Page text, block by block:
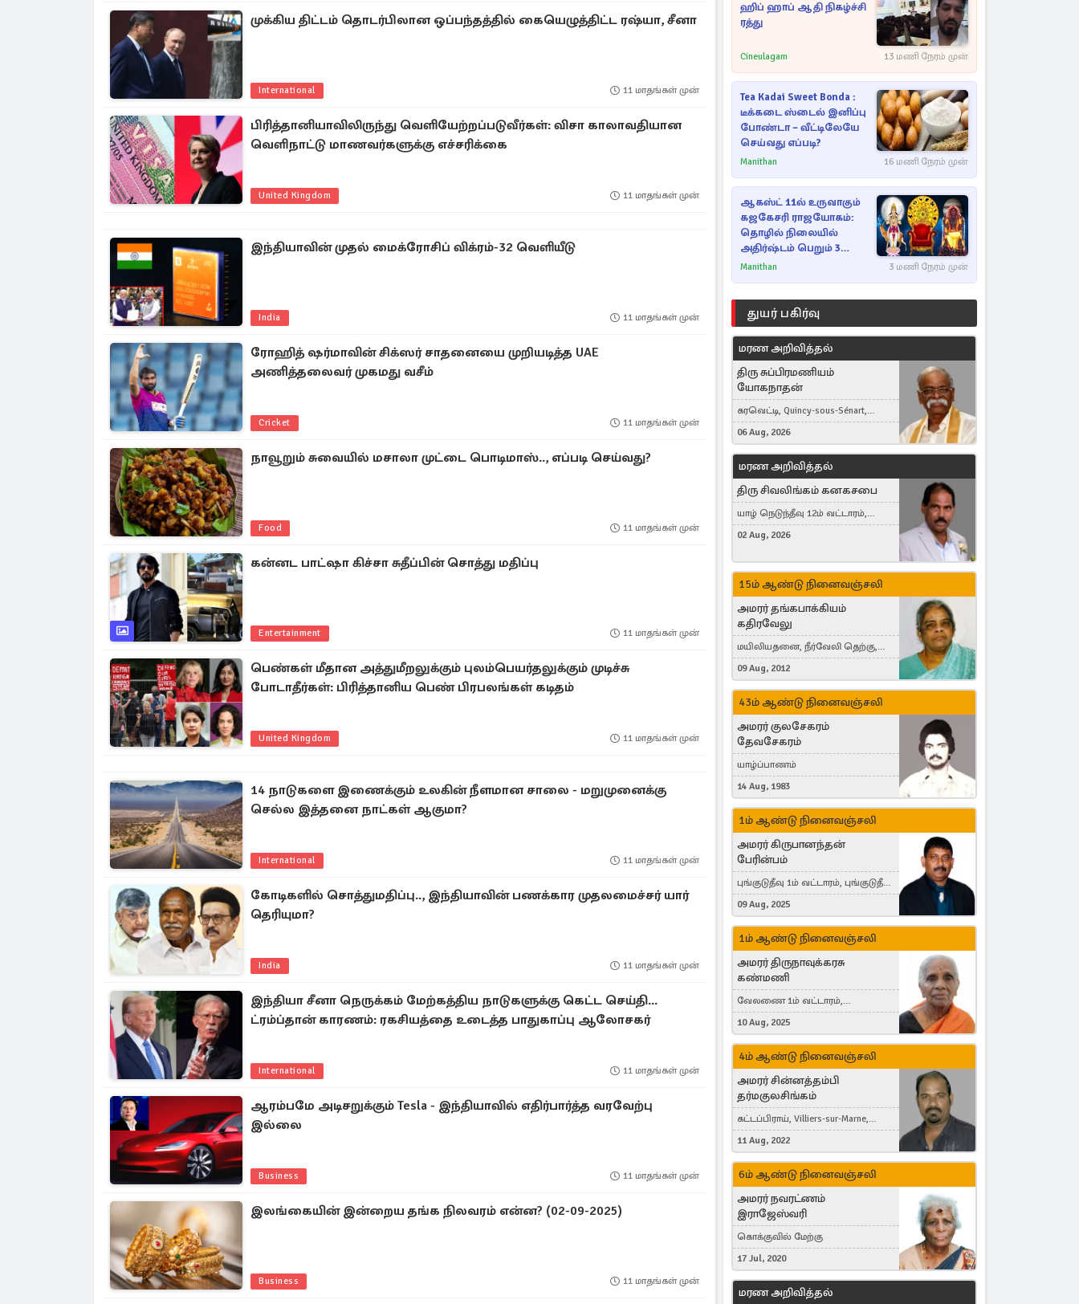
முக்கிய திட்டம் தொடர்பிலான ஒப்பந்தத்தில் கையெழுத்திட்ட ரஷ்யா, சீனா
International 11 மாதங்கள் முன்
பிரித்தானியாவிலிருந்து வெளியேற்றப்படுவீர்கள்: விசா காலாவதியான
வெளிநாட்டு மாணவர்களுக்கு எச்சரிக்கை
United Kingdom 11 மாதங்கள் முன்
இந்தியாவின் முதல் மைக்ரோசிப் விக்ரம்-32 வெளியீடு
India 11 மாதங்கள் முன்
ரோஹித் ஷர்மாவின் சிக்ஸர் சாதனையை முறியடித்த UAE
அணித்தலைவர் முகமது வசீம்
Cricket 11 மாதங்கள் முன்
நாவூறும் சுவையில் மசாலா முட்டை பொடிமாஸ்.., எப்படி செய்வது?
Food 11 மாதங்கள் முன்
கன்னட பாட்ஷா கிச்சா சுதீப்பின் சொத்து மதிப்பு
Entertainment 11 மாதங்கள் முன்
பெண்கள் மீதான அத்துமீறலுக்கும் புலம்பெயர்தலுக்கும் முடிச்சு
போடாதீர்கள்: பிரித்தானிய பெண் பிரபலங்கள் கடிதம்
United Kingdom 11 மாதங்கள் முன்
14 நாடுகளை இணைக்கும் உலகின் நீளமான சாலை - மறுமுனைக்கு
செல்ல இத்தனை நாட்கள் ஆகுமா?
International 11 மாதங்கள் முன்
கோடிகளில் சொத்துமதிப்பு.., இந்தியாவின் பணக்கார முதலமைச்சர் யார்
தெரியுமா?
India 11 மாதங்கள் முன்
இந்தியா சீனா நெருக்கம் மேற்கத்திய நாடுகளுக்கு கெட்ட செய்தி...
ட்ரம்ப்தான் காரணம்: ரகசியத்தை உடைத்த பாதுகாப்பு ஆலோசகர்
International 11 மாதங்கள் முன்
ஆரம்பமே அடிசறுக்கும் Tesla - இந்தியாவில் எதிர்பார்த்த வரவேற்பு
இல்லை
Business 11 மாதங்கள் முன்
இலங்கையின் இன்றைய தங்க நிலவரம் என்ன? (02-09-2025)
Business 11 மாதங்கள் முன்
ஹிப் ஹாப் ஆதி நிகழ்ச்சி
ரத்து
Cineulagam 13 மணி நேரம் முன்
Tea Kadai Sweet Bonda :
டீக்கடை ஸ்டைல் இனிப்பு
போண்டா – வீட்டிலேயே
செய்வது எப்படி?
Manithan 16 மணி நேரம் முன்
ஆகஸ்ட் 11ல் உருவாகும்
கஜகேசரி ராஜயோகம்:
தொழில் நிலையில்
அதிர்ஷ்டம் பெறும் 3
ராசிகள்!
Manithan 3 மணி நேரம் முன்
துயர் பகிர்வு
மரண அறிவித்தல்
திரு சுப்பிரமணியம்
யோகநாதன்
கரவெட்டி, Quincy-sous-Sénart,
France
06 Aug, 2026
மரண அறிவித்தல்
திரு சிவலிங்கம் கனகசபை
யாழ் நெடுந்தீவு 12ம் வட்டாரம்,
Jaffna, நயினாதீவு, London, United
02 Aug, 2026
15ம் ஆண்டு நினைவஞ்சலி
அமரர் தங்கபாக்கியம்
கதிரவேலு
மயிலியதனை, நீர்வேலி தெற்கு,
Herning, Denmark
09 Aug, 2012
43ம் ஆண்டு நினைவஞ்சலி
அமரர் குலசேகரம்
தேவசேகரம்
யாழ்ப்பாணம்
14 Aug, 1983
1ம் ஆண்டு நினைவஞ்சலி
அமரர் கிருபானந்தன்
பேரின்பம்
புங்குடுதீவு 1ம் வட்டாரம், புங்குடுதீவு,
India, Lausanne, Switzerland
09 Aug, 2025
1ம் ஆண்டு நினைவஞ்சலி
அமரர் திருநாவுக்கரசு
கண்மணி
வேலணை 1ம் வட்டாரம்,
மண்கும்பான் மேற்கு, Liestal,
Switzerland
10 Aug, 2025
4ம் ஆண்டு நினைவஞ்சலி
அமரர் சின்னத்தம்பி
தர்மகுலசிங்கம்
கட்டப்பிராய், Villiers-sur-Marne,
France
11 Aug, 2022
6ம் ஆண்டு நினைவஞ்சலி
அமரர் நவரட்ணம்
இராஜேஸ்வரி
கொக்குவில் மேற்கு
17 Jul, 2020
மரண அறிவித்தல்